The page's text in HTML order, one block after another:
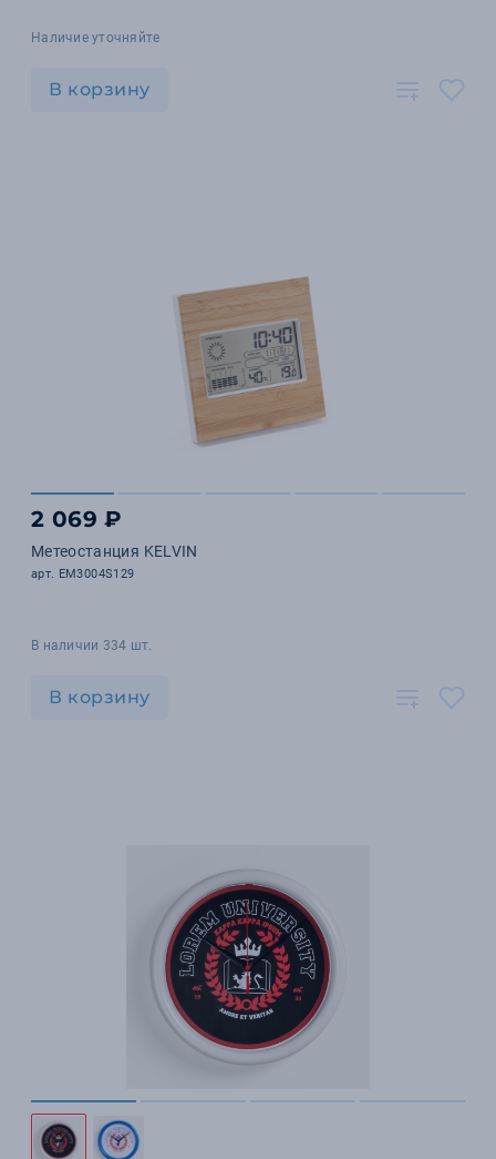
Наличие уточняйте
В корзину
2 069 ₽
Метеостанция KELVIN
арт. EM3004S129
В наличии 334 шт.
В корзину